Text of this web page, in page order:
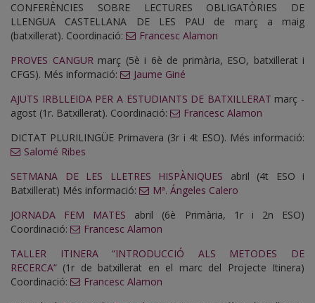
CONFERÈNCIES SOBRE LECTURES OBLIGATÒRIES DE
LLENGUA CASTELLANA DE LES PAU de març a maig
(batxillerat). Coordinació:
Francesc Alamon
PROVES CANGURmarç (5è i 6è de primària, ESO, batxillerat i
CFGS). Més informació:
Jaume Giné
AJUTS IRBLLEIDA PER A ESTUDIANTS DE BATXILLERAT març -
agost (1r. Batxillerat). Coordinació:
Francesc Alamon
DICTAT PLURILINGÜE Primavera (3r i 4t ESO). Més informació:
Salomé Ribes
SETMANA DE LES LLETRES HISPÀNIQUES abril (4t ESO i
Batxillerat) Més informació:
Mª. Ángeles Calero
JORNADA FEM MATES abril (6è Primària, 1r i 2n ESO)
Coordinació:
Francesc Alamon
TALLER ITINERA “INTRODUCCIÓ ALS METODES DE
RECERCA” (1r de batxillerat en el marc del Projecte Itinera)
Coordinació:
Francesc Alamon